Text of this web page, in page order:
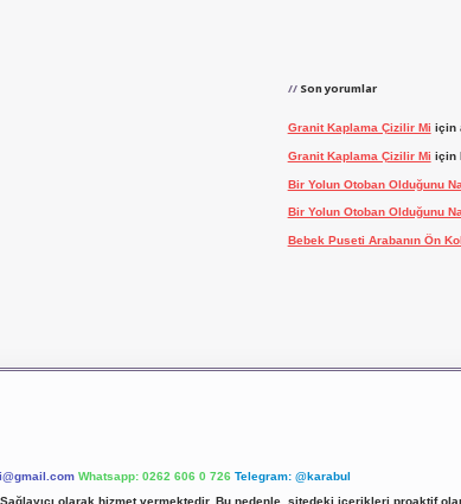
Son yorumlar
Granit Kaplama Çizilir Mi için
Granit Kaplama Çizilir Mi için
Bir Yolun Otoban Olduğunu
Bir Yolun Otoban Olduğunu
Bebek Puseti Arabanın Ön
Whatsapp: 0262 606 0 726 Telegram: @karabul
olarak hizmet vermektedir. Bu nedenle, sitedeki içerikleri proaktif